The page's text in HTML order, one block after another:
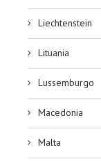
Liechtenstein
Lituania
Lussemburgo
Macedonia
Malta